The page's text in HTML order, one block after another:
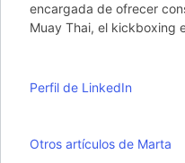
encargada de ofrecer
Muay Thai, el kickboxing
Perfil de LinkedIn
Otros artículos de Marta